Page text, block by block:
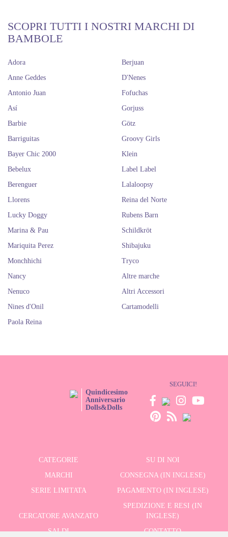
SCOPRI TUTTI I NOSTRI MARCHI DI
BAMBOLE
Adora
Anne Geddes
Antonio Juan
Así
Barbie
Barriguitas
Bayer Chic 2000
Bebelux
Berenguer
Berjuan
D'Nenes
Fofuchas
Gorjuss
Götz
Groovy Girls
Klein
Label Label
Lalaloopsy
Llorens
Lucky Doggy
Marina & Pau
Mariquita Perez
Monchhichi
Nancy
Nenuco
Nines d'Onil
Paola Reina
Reina del Norte
Rubens Barn
Schildkröt
Shibajuku
Tryco
Altre marche
Altri Accessori
Cartamodelli
Quindicesimo
Anniversario
Dolls&Dolls
SEGUICI!
CATEGORIE
SU DI NOI
MARCHI
CONSEGNA (IN INGLESE)
SERIE LIMITATA
PAGAMENTO (IN INGLESE)
CERCATORE AVANZATO
SPEDIZIONE E RESI (IN
INGLESE)
SALDI
CONTATTO